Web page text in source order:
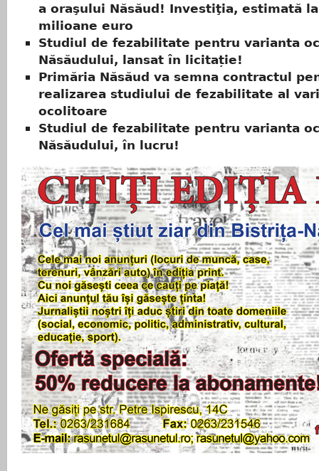
a oraşului Năsăud! Investiţia, estimată
milioane euro
Studiul de fezabilitate pentru varianta
Năsăudului, lansat în licitație!
Primăria Năsăud va semna contractul
realizarea studiului de fezabilitate al
ocolitoare
Studiul de fezabilitate pentru varianta
Năsăudului, în lucru!